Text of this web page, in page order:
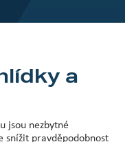
a
jsou nezbytné
snížit pravděpodobnost